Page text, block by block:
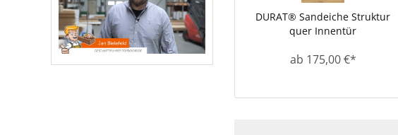
DURAT® Sandeiche Struktur
quer Innentür
ab 175,00 €*